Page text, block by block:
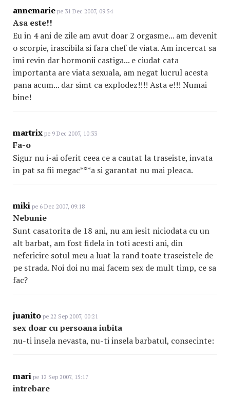
annemarie pe 31 Dec 2007, 09:54
Asa este!!
Eu in 4 ani de zile am avut doar 2 orgasme... am devenit
o scorpie, irascibila si fara chef de viata. Am incercat sa
imi revin dar hormonii castiga... e ciudat cata
importanta are viata sexuala, am negat lucrul acesta
pana acum... dar simt ca explodez!!!! Asta e!!! Numai
bine!
martrix pe 9 Dec 2007, 10:33
Fa-o
Sigur nu i-ai oferit ceea ce a cautat la traseiste, invata
in pat sa fii megac***a si garantat nu mai pleaca.
miki pe 6 Dec 2007, 09:18
Nebunie
Sunt casatorita de 18 ani, nu am iesit niciodata cu un
alt barbat, am fost fidela in toti acesti ani, din
nefericire sotul meu a luat la rand toate traseistele de
pe strada. Noi doi nu mai facem sex de mult timp, ce sa
fac?
juanito pe 22 Sep 2007, 00:21
sex doar cu persoana iubita
nu-ti insela nevasta, nu-ti insela barbatul, consecinte:
mari pe 12 Sep 2007, 15:17
intrebare